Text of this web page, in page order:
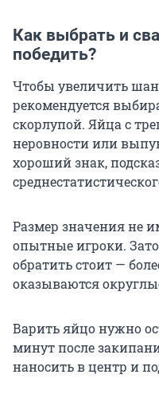
Как выбрать и
победить?
Чтобы увеличить
рекомендуется
скорлупой. Яйца с
неровности или
хороший знак,
Размер значения не
опытные игроки.
обратить стоит —
оказываются
Варить яйцо нужно
минут после
наносить в центр и